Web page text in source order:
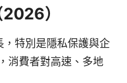
）
特別是隱私保護與企
消費者對高速、多地